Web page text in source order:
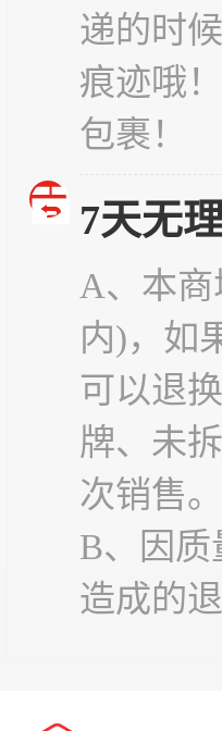
递的时
痕迹哦
包裹！
7天无
A、本商
内)，如
可以退
牌、未
次销售。
B、因
造成的